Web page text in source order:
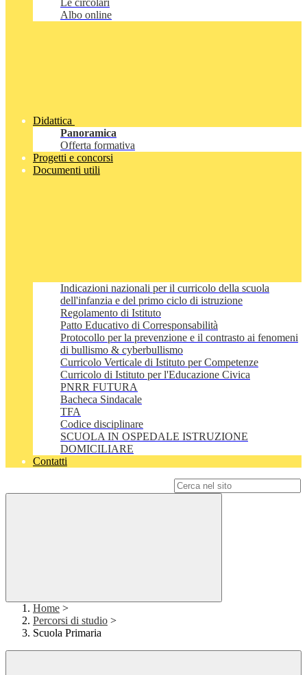
Le circolari
Albo online
Didattica
Panoramica
Offerta formativa
Progetti e concorsi
Documenti utili
Indicazioni nazionali per il curricolo della scuola
dell'infanzia e del primo ciclo di istruzione
Regolamento di Istituto
Patto Educativo di Corresponsabilità
Protocollo per la prevenzione e il contrasto ai fenomeni
di bullismo & cyberbullismo
Curricolo Verticale di Istituto per Competenze
Curricolo di Istituto per l'Educazione Civica
PNRR FUTURA
Bacheca Sindacale
TFA
Codice disciplinare
SCUOLA IN OSPEDALE ISTRUZIONE
DOMICILIARE
Contatti
Home >
Percorsi di studio >
Scuola Primaria